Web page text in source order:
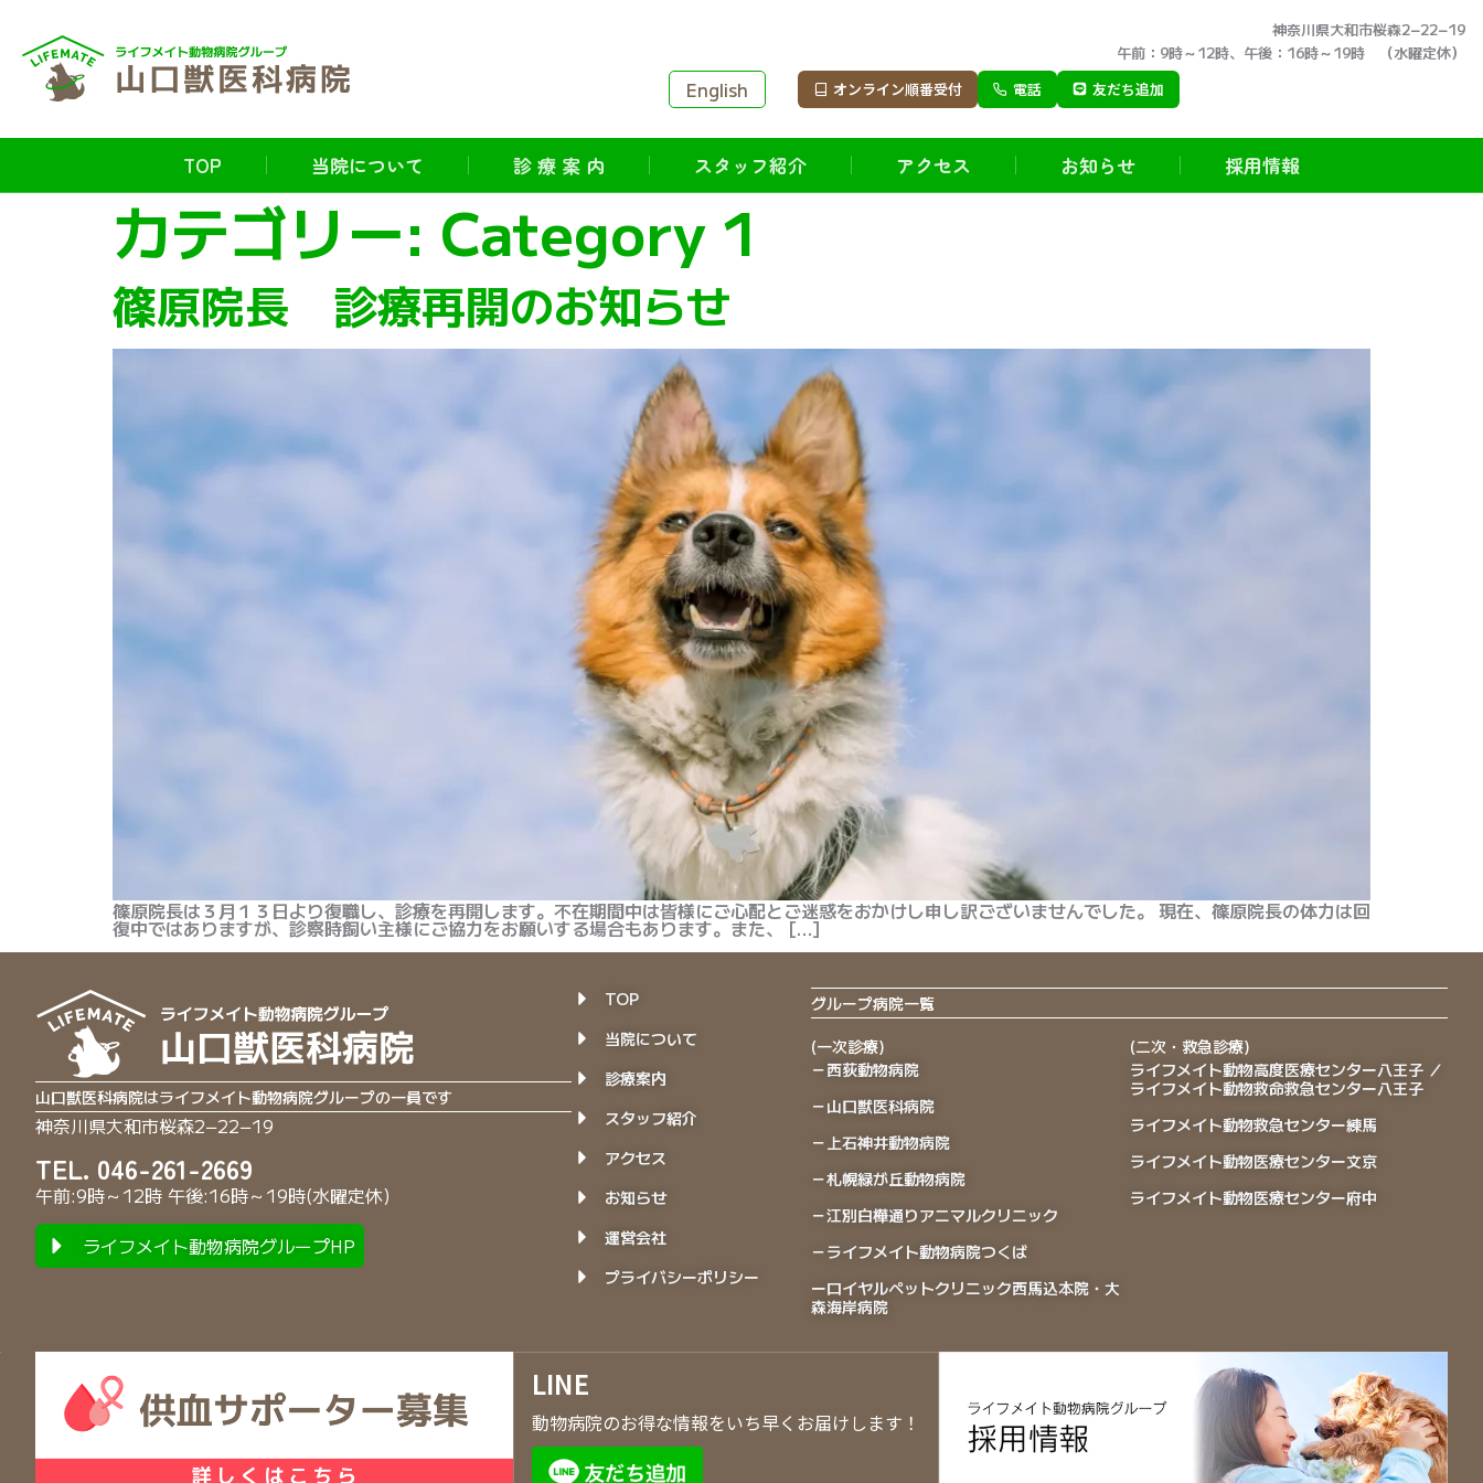
神奈川県大和市桜森2−22−19
午前：9時～12時、午後：16時～19時 （水曜定休）
English オンライン順番受付 電話 友だち追加
TOP 当院について 診 療 案 内 スタッフ紹介 アクセス お知らせ 採用情報
カテゴリー: Category 1
篠原院長 診療再開のお知らせ
篠原院長は３月１３日より復職し、診療を再開します。不在期間中は皆様にご心配とご迷惑をおかけし申し訳ございませんでした。 現在、篠原院長の体力は回
復中ではありますが、診察時飼い主様にご協力をお願いする場合もあります。また、 […]
山口獣医科病院はライフメイト動物病院グループの一員です
神奈川県大和市桜森2−22−19
TEL. 046-261-2669
午前:9時～12時 午後:16時～19時(水曜定休)
ライフメイト動物病院グループHP
TOP
当院について
診療案内
スタッフ紹介
アクセス
お知らせ
運営会社
プライバシーポリシー
グループ病院一覧
(一次診療)
－西荻動物病院
－山口獣医科病院
－上石神井動物病院
－札幌緑が丘動物病院
－江別白樺通りアニマルクリニック
－ライフメイト動物病院つくば
ーロイヤルペットクリニック西馬込本院・大
森海岸病院
(二次・救急診療)
ライフメイト動物高度医療センター八王子 ／
ライフメイト動物救命救急センター八王子
ライフメイト動物救急センター練馬
ライフメイト動物医療センター文京
ライフメイト動物医療センター府中
LINE
動物病院のお得な情報をいち早くお届けします！